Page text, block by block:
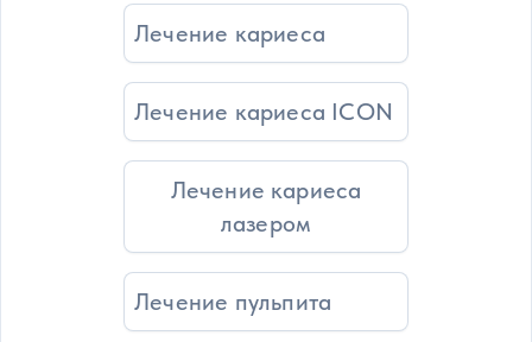
Лечение кариеса
Лечение кариеса ICON
Лечение кариеса
лазером
Лечение пульпита